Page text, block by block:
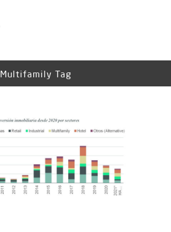
Multifamily Tag